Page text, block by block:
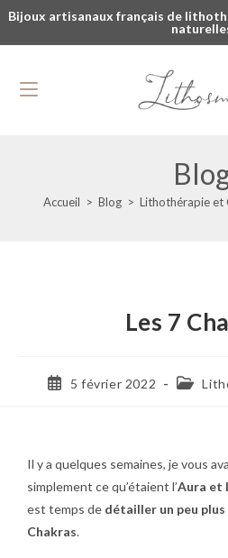
Bijoux artisanaux français de
Accueil > Blog > Lithothérapie et
Les 7
5 février 2022
Il y a quelques semaines, je vous
simplement ce qu’étaient l’Aura et
est temps de détailler un peu
Chakras.